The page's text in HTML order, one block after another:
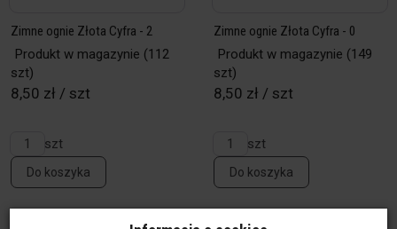
Zimne ognie Złota Cyfra - 2
Produkt w magazynie (112
szt)
8,50 zł / szt
szt
Do koszyka
Zimne ognie Złota Cyfra - 0
Produkt w magazynie (149
szt)
8,50 zł / szt
szt
Do koszyka